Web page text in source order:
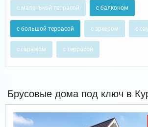
с маленькой террасой с балконом
с большой террасой с эркером с
с гаражом с террасой
Брусовые дома под ключ в